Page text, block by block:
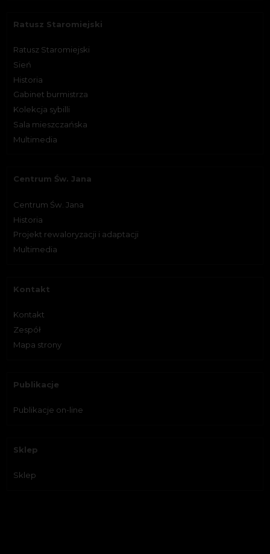
Ratusz Staromiejski
Ratusz Staromiejski
Sień
Historia
Gabinet burmistrza
Kolekcja sybilli
Sala mieszczańska
Multimedia
Centrum Św. Jana
Centrum Św. Jana
Historia
Projekt rewaloryzacji i adaptacji
Multimedia
Kontakt
Kontakt
Zespół
Mapa strony
Publikacje
Publikacje on-line
Sklep
Sklep